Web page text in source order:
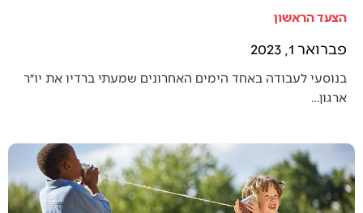
הצעד הראשון
פברואר 1, 2023
בנוסעי לעבודה באחד הימים האחרונים שמעתי ברדיו את יו״ר
ארגון…